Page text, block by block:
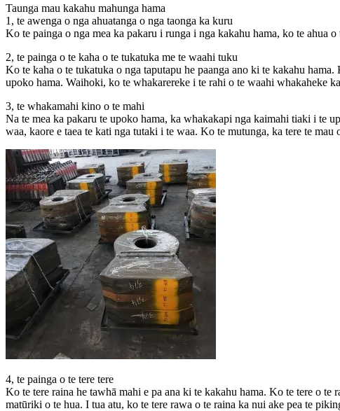
Taunga mau kakahu mahunga hama
1, te awenga o nga ahuatanga o nga taonga ka kuru
Ko te painga o nga mea ka pakaru i runga i nga kakahu hama, ko te ahua
2, te painga o te kaha o te tukatuka me te waahi tuku
Ko te kaha o te tukatuka o nga taputapu he paanga ano ki te kakahu
upoko hama. Waihoki, ko te whakarereke i te rahi o te waahi whakaheke
3, te whakamahi kino o te mahi
Na te mea ka pakaru te upoko hama, ka whakakapi nga kaimahi tiaki i te
waa, kaore e taea te kati nga tutaki i te waa. Ko te mutunga, ka tere te mau
4, te painga o te tere tere
Ko te tere raina he tawhā mahi e pa ana ki te kakahu hama. Ko te tere o
matūriki o te hua. I tua atu, ko te tere rawa o te raina ka nui ake pea te